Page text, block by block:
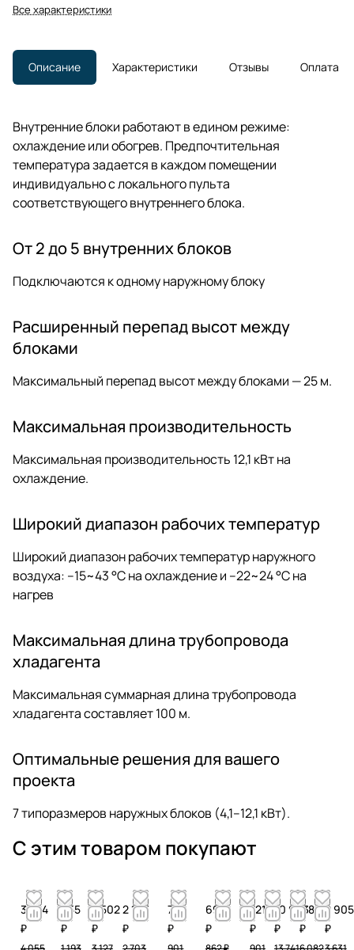
Все характеристики
Описание Характеристики Отзывы Оплата
Внутренние блоки работают в едином режиме:
охлаждение или обогрев. Предпочтительная
температура задается в каждом помещении
индивидуально с локального пульта
соответствующего внутреннего блока.
От 2 до 5 внутренних блоков
Подключаются к одному наружному блоку
Расширенный перепад высот между
блоками
Максимальный перепад высот между блоками — 25 м.
Максимальная производительность
Максимальная производительность 12,1 кВт на
охлаждение.
Широкий диапазон рабочих температур
Широкий диапазон рабочих температур наружного
воздуха: –15~43 °С на охлаждение и –22~24 °С на
нагрев
Максимальная длина трубопровода
хладагента
Максимальная суммарная длина трубопровода
хладагента составляет 100 м.
Оптимальные решения для вашего
проекта
7 типоразмеров наружных блоков (4,1–12,1 кВт).
С этим товаром покупают
3 244
₽
955
₽
2 502
₽
2 163
₽
721
₽
690
₽
721
₽
10 993
₽
4 866
₽
2 905
₽